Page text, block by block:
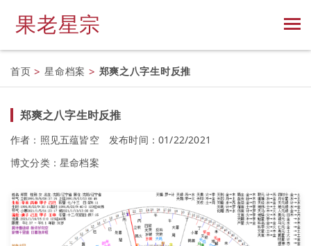
果老星宗
首页 > 星命档案 > 郑爽之八字生时反推
郑爽之八字生时反推
作者：照见五蕴皆空
发布时间：01/22/2021
博文分类： 星命档案